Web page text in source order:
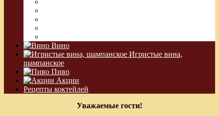
Вино
Игристые вина,
шампанское
Пиво
Акции
Рецепты коктейлей
Уважаемые гости!